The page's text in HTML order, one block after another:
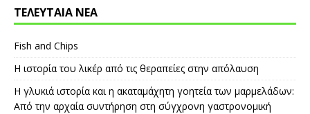
ΤΕΛΕΥΤΑΙΑ ΝΕΑ
Fish and Chips
Η ιστορία του λικέρ από τις θεραπείες στην απόλαυση
Η γλυκιά ιστορία και η ακαταμάχητη γοητεία των μαρμελάδων:
Από την αρχαία συντήρηση στη σύγχρονη γαστρονομική